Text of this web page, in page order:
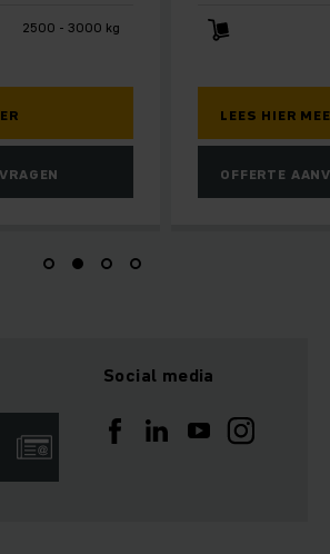
LEES HIER MEER
OFFERTE AANVRAGEN
Social media